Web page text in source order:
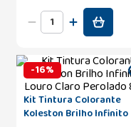
-16%
Kit Tintura Colorante
Koleston Brilho Infinito